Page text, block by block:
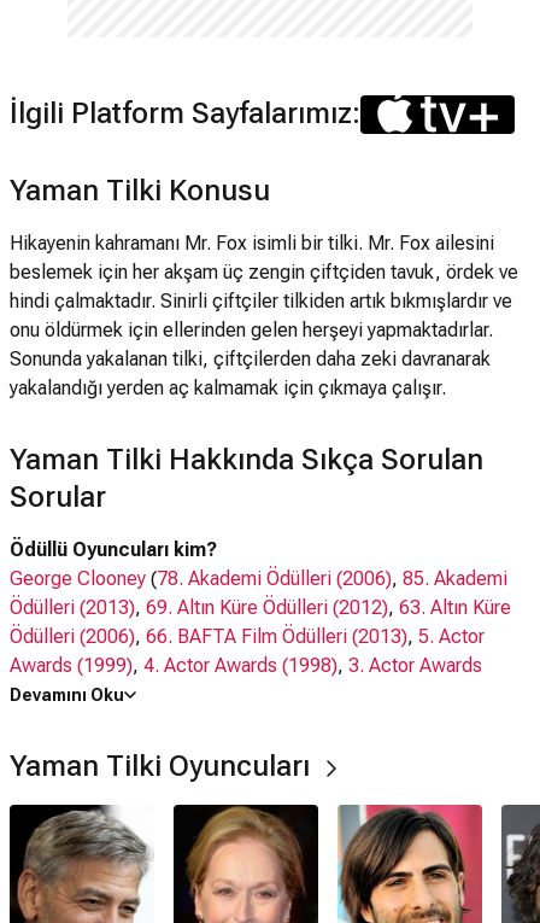
İlgili Platform Sayfalarımız:
Yaman Tilki Konusu
Hikayenin kahramanı Mr. Fox isimli bir tilki. Mr. Fox ailesini
beslemek için her akşam üç zengin çiftçiden tavuk, ördek ve
hindi çalmaktadır. Sinirli çiftçiler tilkiden artık bıkmışlardır ve
onu öldürmek için ellerinden gelen herşeyi yapmaktadırlar.
Sonunda yakalanan tilki, çiftçilerden daha zeki davranarak
yakalandığı yerden aç kalmamak için çıkmaya çalışır.
Yaman Tilki Hakkında Sıkça Sorulan
Sorular
Ödüllü Oyuncuları kim?
George Clooney (78. Akademi Ödülleri (2006), 85. Akademi
Ödülleri (2013), 69. Altın Küre Ödülleri (2012), 63. Altın Küre
Ödülleri (2006), 66. BAFTA Film Ödülleri (2013), 5. Actor
Awards (1999), 4. Actor Awards (1998), 3. Actor Awards
(1997),2. Actor Awards (1996)
Ödülleri (2012), 64. Altın Küre Ödülleri (2007)
Ödülleri (2010),65. BAFTA Film Ödülleri (2012)
Eleştirmenlerin Seçimi Ödülleri (2024)
,15. Actor Awards
(2009))
Wallace Wolodarsky
(69. Writers Guild Awards (2017))
Willem Dafoe(35. Film Independent Spirit Awards (2020)
16.
Devamını Oku
Yaman Tilki Oyuncuları